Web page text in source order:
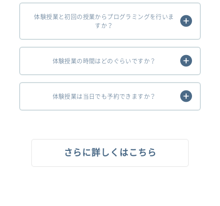
体験授業と初回の授業からプログラミングを行いま
すか？
体験授業の時間はどのぐらいですか？
体験授業は当日でも予約できますか？
さらに詳しくはこちら